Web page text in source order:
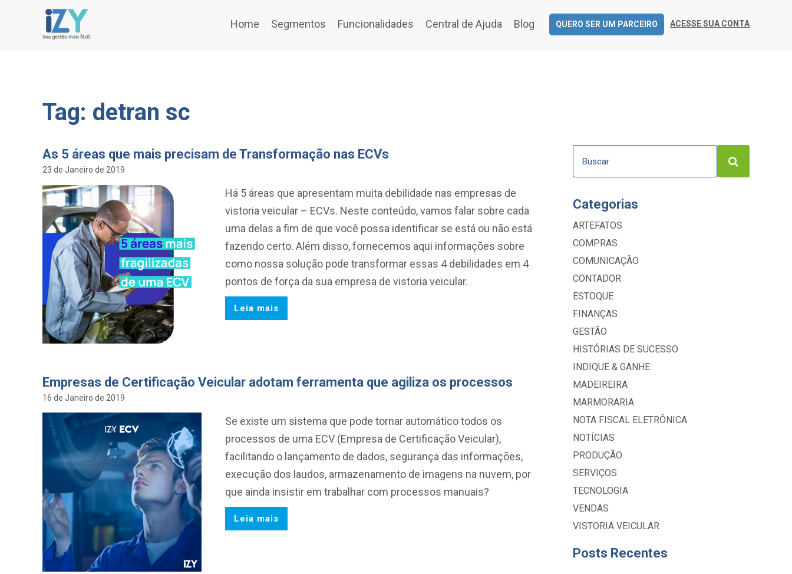
Home Segmentos Funcionalidades Central de Ajuda Blog QUERO SER UM PARCEIRO ACESSE SUA CONTA
Tag: detran sc
As 5 áreas que mais precisam de Transformação nas ECVs
23 de Janeiro de 2019
Há 5 áreas que apresentam muita debilidade nas empresas de
vistoria veicular – ECVs. Neste conteúdo, vamos falar sobre cada
uma delas a fim de que você possa identificar se está ou não está
fazendo certo. Além disso, fornecemos aqui informações sobre
como nossa solução pode transformar essas 4 debilidades em 4
pontos de força da sua empresa de vistoria veicular.
Leia mais
Empresas de Certificação Veicular adotam ferramenta que agiliza os processos
16 de Janeiro de 2019
Se existe um sistema que pode tornar automático todos os
processos de uma ECV (Empresa de Certificação Veicular),
facilitando o lançamento de dados, segurança das informações,
execução dos laudos, armazenamento de imagens na nuvem, por
que ainda insistir em trabalhar com processos manuais?
Leia mais
Categorias
ARTEFATOS
COMPRAS
COMUNICAÇÃO
CONTADOR
ESTOQUE
FINANÇAS
GESTÃO
HISTÓRIAS DE SUCESSO
INDIQUE & GANHE
MADEIREIRA
MARMORARIA
NOTA FISCAL ELETRÔNICA
NOTÍCIAS
PRODUÇÃO
SERVIÇOS
TECNOLOGIA
VENDAS
VISTORIA VEICULAR
Posts Recentes